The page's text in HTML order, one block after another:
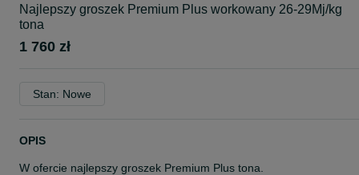
Najlepszy groszek Premium Plus workowany 26-29Mj/kg
tona
1 760 zł
Stan: Nowe
OPIS
W ofercie najlepszy groszek Premium Plus tona.